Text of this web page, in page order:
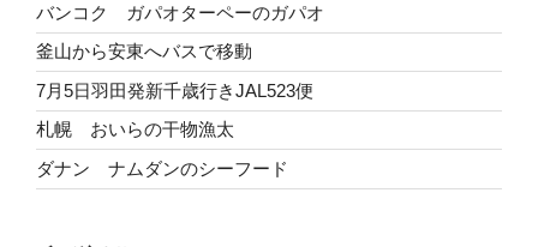
バンコク ガパオターペーのガパオ
釜山から安東へバスで移動
7月5日羽田発新千歳行きJAL523便
札幌 おいらの干物漁太
ダナン ナムダンのシーフード